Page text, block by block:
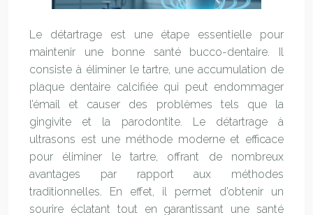
Le détartrage est une étape essentielle pour
maintenir une bonne santé bucco-dentaire. Il
consiste à éliminer le tartre, une accumulation de
plaque dentaire calcifiée qui peut endommager
l’émail et causer des problèmes tels que la
gingivite et la parodontite. Le détartrage à
ultrasons est une méthode moderne et efficace
pour éliminer le tartre, offrant de nombreux
avantages par rapport aux méthodes
traditionnelles. En effet, il permet d’obtenir un
sourire éclatant tout en garantissant une santé